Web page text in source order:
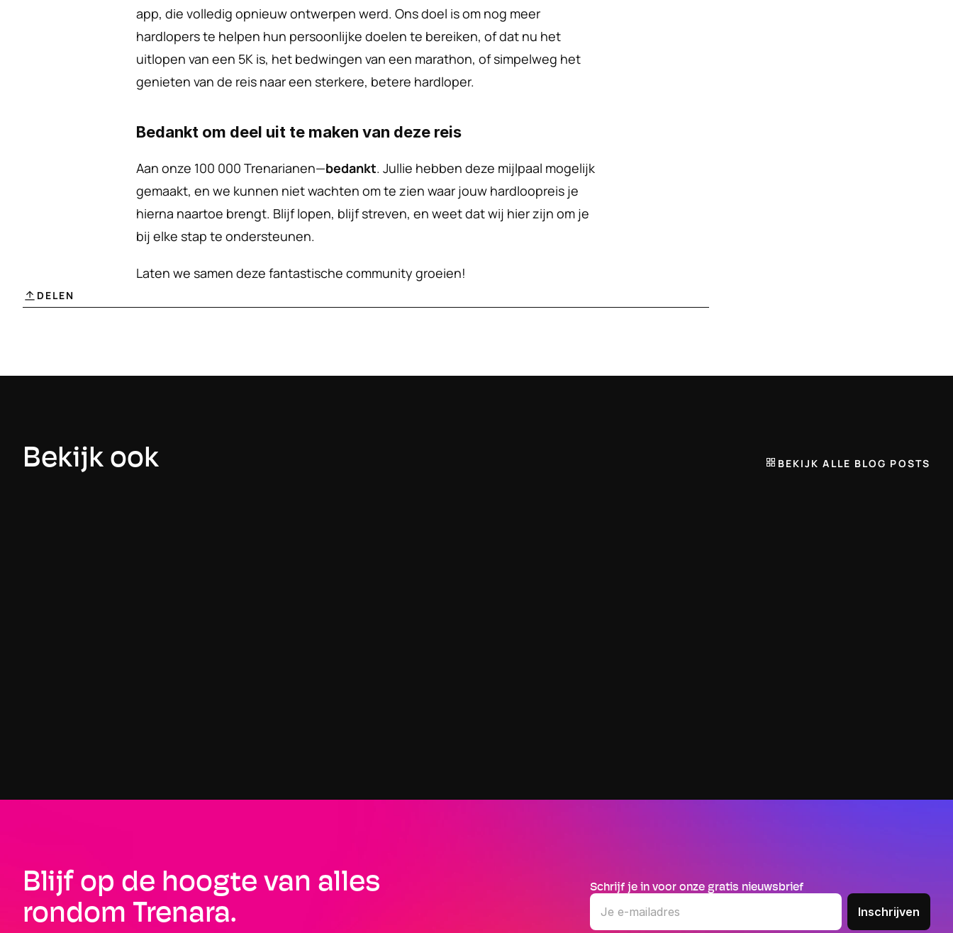
app, die volledig opnieuw ontwerpen werd. Ons doel is om nog meer
hardlopers te helpen hun persoonlijke doelen te bereiken, of dat nu het
uitlopen van een 5K is, het bedwingen van een marathon, of simpelweg het
genieten van de reis naar een sterkere, betere hardloper.
Bedankt om deel uit te maken van deze reis
Aan onze 100 000 Trenarianen—bedankt. Jullie hebben deze mijlpaal mogelijk
gemaakt, en we kunnen niet wachten om te zien waar jouw hardloopreis je
hierna naartoe brengt. Blijf lopen, blijf streven, en weet dat wij hier zijn om je
bij elke stap te ondersteunen.
Laten we samen deze fantastische community groeien!
DELEN
Bekijk ook BEKIJK ALLE BLOG POSTS
Blijf op de hoogte van alles
rondom Trenara.
Schrijf je in voor onze gratis nieuwsbrief